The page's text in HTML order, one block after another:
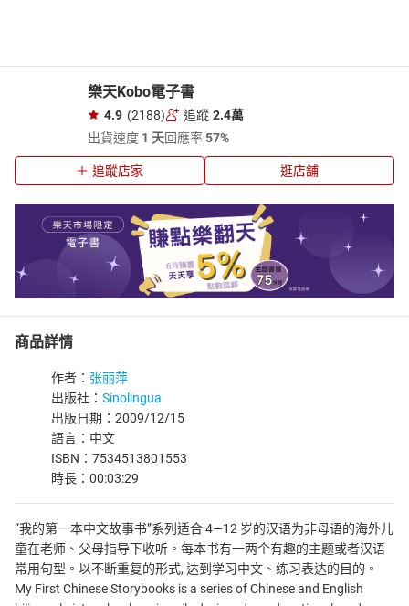
樂天Kobo電子書
4.9 (2188) 追蹤 2.4萬
出貨速度 1 天回應率57%
追蹤店家 逛店舖
商品詳情
作者： 张丽萍
出版社： Sinolingua
出版日期：2009/12/15
語言：中文
ISBN：7534513801553
時長：00:03:29
“我的第一本中文故事书”系列适合 4—12 岁的汉语为非母语的海外儿
童在老师、父母指导下收听。每本书有一两个有趣的主题或者汉语
常用句型。以不断重复的形式, 达到学习中文、练习表达的目的。
My First Chinese Storybooks is a series of Chinese and English